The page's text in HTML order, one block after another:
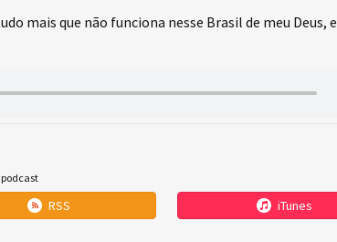
mais que não funciona nesse Brasil de meu Deus,
podcast
RSS iTunes